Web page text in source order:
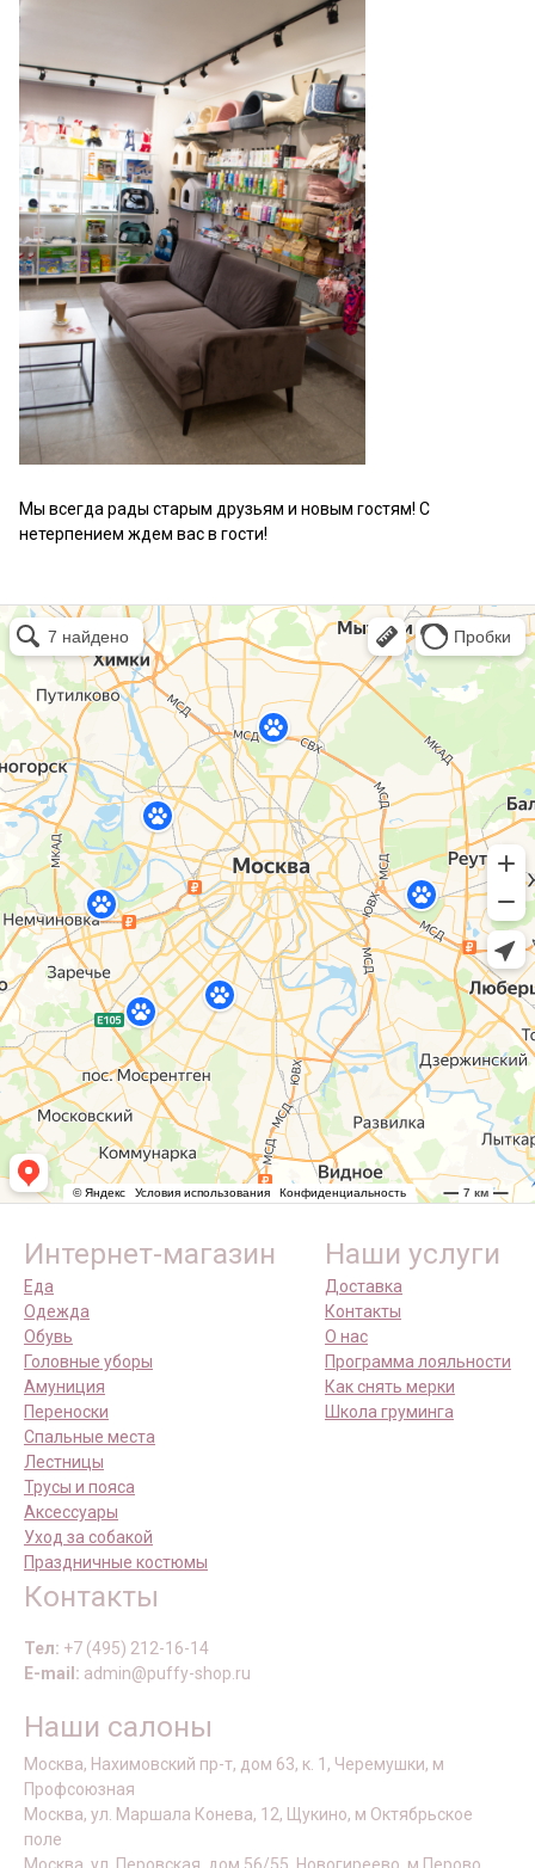
Мы всегда рады старым друзьям и новым гостям! С
нетерпением ждем вас в гости!
Интернет-магазин
Еда
Одежда
Обувь
Головные уборы
Амуниция
Переноски
Спальные места
Лестницы
Трусы и пояса
Аксессуары
Уход за собакой
Праздничные костюмы
Наши услуги
Доставка
Контакты
О нас
Программа лояльности
Как снять мерки
Школа груминга
Контакты
Тел: +7 (495) 212-16-14
E-mail: admin@puffy-shop.ru
Наши салоны
Москва, Нахимовский пр-т, дом 63, к. 1, Черемушки, м
Профсоюзная
Москва, ул. Маршала Конева, 12, Щукино, м Октябрьское
поле